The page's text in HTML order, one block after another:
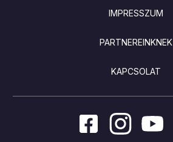
IMPRESSZUM
PARTNEREINKNEK
KAPCSOLAT